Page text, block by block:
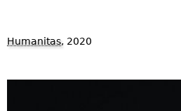
Humanitas, 2020